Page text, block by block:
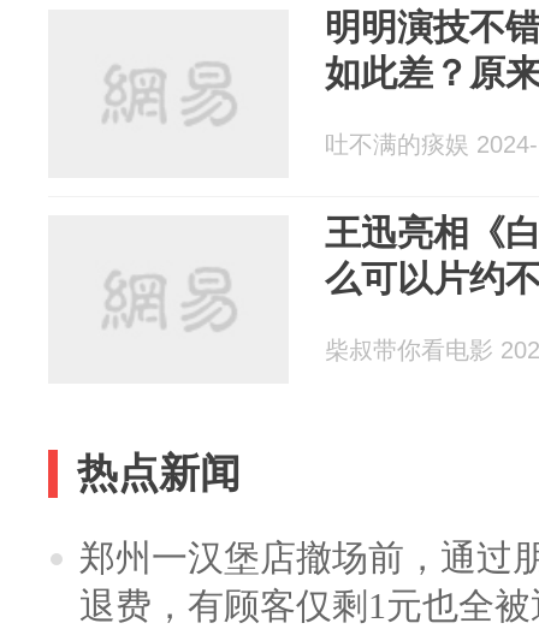
明明演技不
如此差？原
吐不满的痰娱
王迅亮相《
么可以片约
柴叔带你看电影
热点新闻
郑州一汉堡店撤场前，通过
退费，有顾客仅剩1元也全